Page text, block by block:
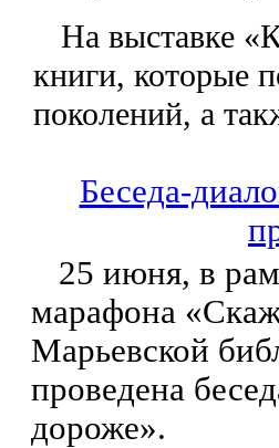
На выставке
книги, которые
поколений, а
Беседа-
25 июня, в
марафона
Марьевской
проведена
дороже».